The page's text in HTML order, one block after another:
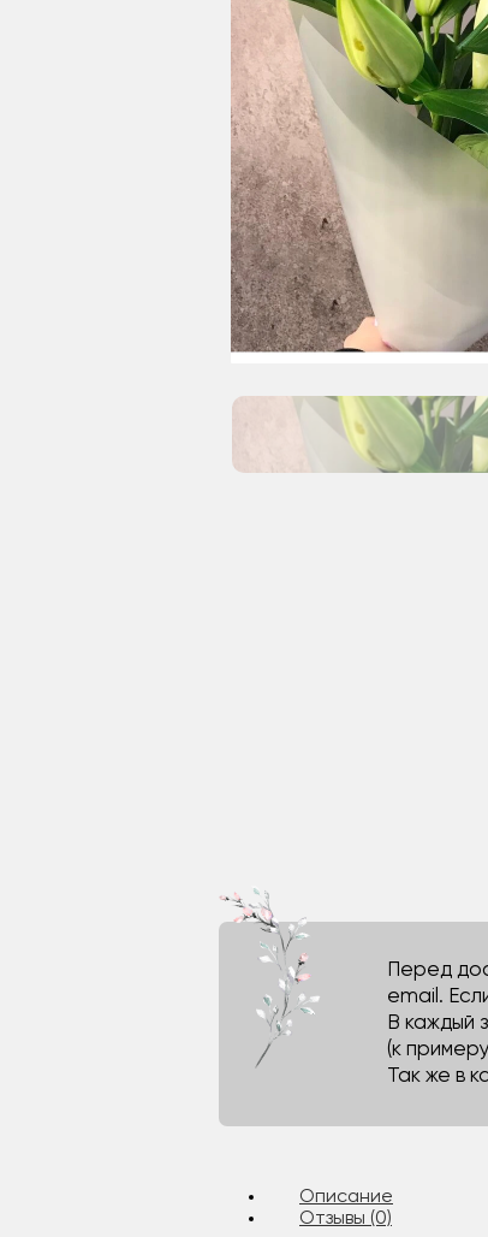
Перед
email.
В каждый
(к
Так же в
Описание
Отзывы (0)